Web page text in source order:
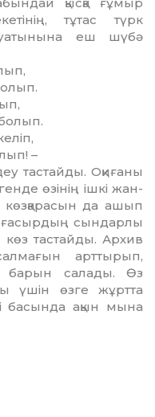
қысқа ғұмыр
тұтас түрк
еш шүбә
–
тастайды. Оқиғаны
өзінің ішкі жан-
көзқарасын да ашып
ғасырдың сындарлы
көз тастайды. Архив
арттырып,
барын салады. Өз
үшін өзге жұртта
басында ақын мына